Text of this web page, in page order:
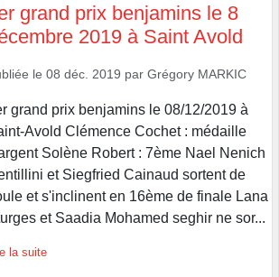
grand prix benjamins le 8
2019 à Saint Avold
le 08 déc. 2019 par Grégory MARKIC
grand prix benjamins le 08/12/2019 à
Avold Clémence Cochet : médaille
Solène Robert : 7ème Nael Nenich
et Siegfried Cainaud sortent de
et s'inclinent en 16ème de finale Lana
et Saadia Mohamed seghir ne sor...
la suite